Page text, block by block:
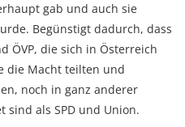
gab und auch sie
Begünstigt dadurch, dass
ÖVP, die sich in Österreich
die Macht teilten und
noch in ganz anderer
sind als SPD und Union.